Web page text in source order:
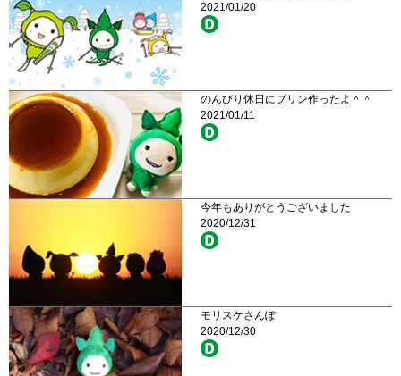
2021/01/20
のんびり休日にプリン作ったよ＾＾
2021/01/11
今年もありがとうございました
2020/12/31
モリスケさんぽ
2020/12/30